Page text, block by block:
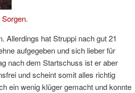
Allerdings hat Struppi nach gut 21
aufgegeben und sich lieber für
nach dem Startschuss ist er aber
und scheint somit alles richtig
ein wenig klüger gemacht und konnte